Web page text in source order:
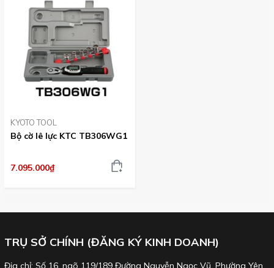
KYOTO TOOL
Bộ cờ lê lực KTC TB306WG1
7.095.000₫
TRỤ SỞ CHÍNH (ĐĂNG KÝ KINH DOANH)
Địa chỉ: Số 16, ngõ 119/189 Đường Nguyễn Ngọc Vũ, Phường Yên